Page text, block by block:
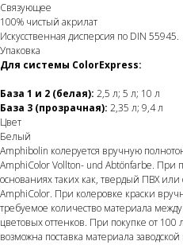
Связующее
100% чистый акрилат
Искусственная дисперсия по DIN 55945.
Упаковка
Для системы ColorExpress:
База 1 и 2 (белая): 2,5 л; 5 л; 10 л
База 3 (прозрачная): 2,35 л; 9,4 л
Цвет
Белый
Amphibolin колеруется вручную
AmphiColor Vollton- und Abtönfarbe.
основаниях таких как, твердый ПВХ
AmphiColor. При колеровке краски
требуемое количество материала
цветовых оттенков. При покупке от
возможна поставка материала заводской